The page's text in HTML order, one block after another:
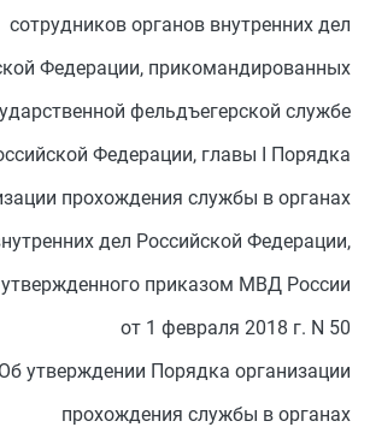
сотрудников органов внутренних дел
Федерации, прикомандированных
фельдъегерской службе
Федерации, главы I Порядка
прохождения службы в органах
дел Российской Федерации,
утвержденного приказом МВД России
от 1 февраля 2018 г. N 50
утверждении Порядка организации
прохождения службы в органах